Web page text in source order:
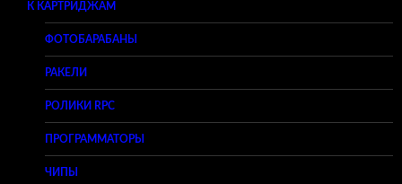
К КАРТРИДЖАМ
ФОТОБАРАБАНЫ
РАКЕЛИ
РОЛИКИ RPC
ПРОГРАММАТОРЫ
ЧИПЫ